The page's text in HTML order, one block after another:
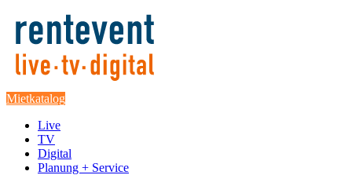
Mietkatalog
Live
TV
Digital
Planung + Service